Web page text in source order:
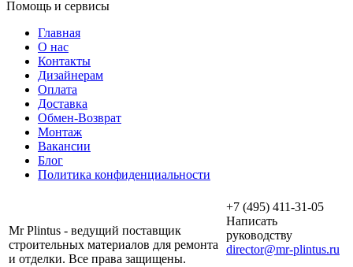
Помощь и сервисы
Главная
О нас
Контакты
Дизайнерам
Оплата
Доставка
Обмен-Возврат
Монтаж
Вакансии
Блог
Политика конфиденциальности
Mr Plintus - ведущий поставщик
строительных материалов для ремонта
и отделки. Все права защищены.
+7 (495) 411-31-05
Написать
руководству
director@mr-plintus.ru